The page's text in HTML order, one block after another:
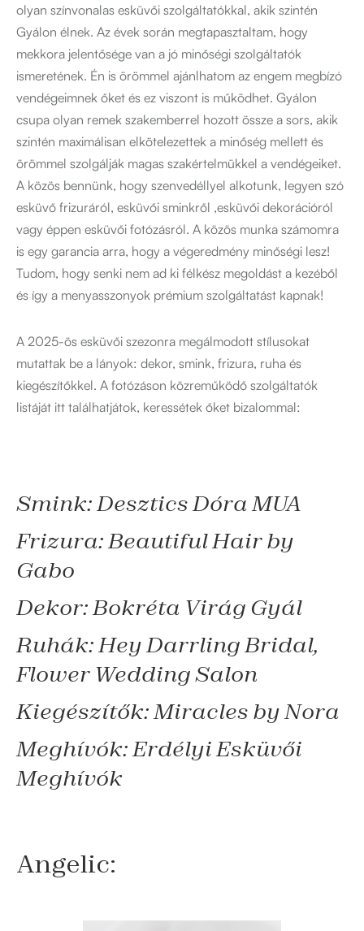
olyan színvonalas esküvői szolgáltatókkal, akik szintén
Gyálon élnek. Az évek során megtapasztaltam, hogy
mekkora jelentősége van a jó minőségi szolgáltatók
ismeretének. Én is örömmel ajánlhatom az engem megbízó
vendégeimnek őket és ez viszont is működhet. Gyálon
csupa olyan remek szakemberrel hozott össze a sors, akik
szintén maximálisan elkötelezettek a minőség mellett és
örömmel szolgálják magas szakértelmükkel a vendégeiket.
A közös bennünk, hogy szenvedéllyel alkotunk, legyen szó
esküvő frizuráról, esküvői sminkről ,esküvői dekorációról
vagy éppen esküvői fotózásról. A közös munka számomra
is egy garancia arra, hogy a végeredmény minőségi lesz!
Tudom, hogy senki nem ad ki félkész megoldást a kezéből
és így a menyasszonyok prémium szolgáltatást kapnak!
A 2025-ös esküvői szezonra megálmodott stílusokat
mutattak be a lányok: dekor, smink, frizura, ruha és
kiegészítőkkel. A fotózáson közreműködő szolgáltatók
listáját itt találhatjátok, keressétek őket bizalommal:
Smink: Desztics Dóra MUA
Frizura: Beautiful Hair by
Gabo
Dekor: Bokréta Virág Gyál
Ruhák: Hey Darrling Bridal,
Flower Wedding Salon
Kiegészítők: Miracles by Nora
Meghívók: Erdélyi Esküvői
Meghívók
Angelic: